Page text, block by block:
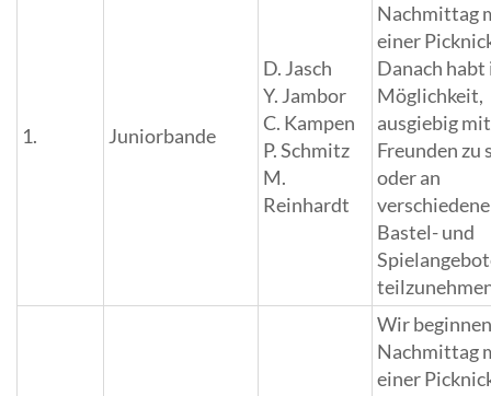
1. Juniorbande
D. Jasch
Y. Jambor
C. Kampen
P. Schmitz
M.
Reinhardt
Nachmittag
einer
Danach
Möglichkeit,
ausgiebig
Freunden zu
oder an
Bastel- und
Wir
Nachmittag
einer